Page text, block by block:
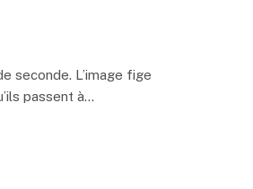
seconde. L’image fige
passent à…